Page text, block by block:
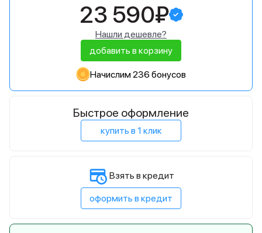
23 590₽
Нашли дешевле?
добавить в корзину
Начислим 236 бонусов
Быстрое оформление
купить в 1 клик
Взять в кредит
оформить в кредит